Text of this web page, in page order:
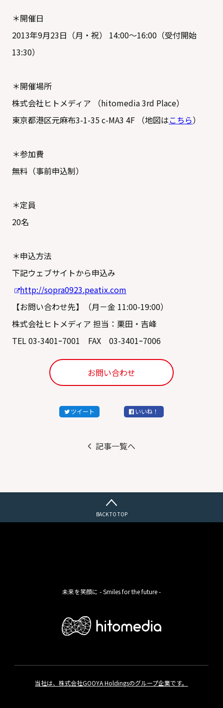
＊開催日
2013年9月23日（月・祝） 14:00～16:00（受付開始
13:30）
＊開催場所
株式会社ヒトメディア （hitomedia 3rd Place）
東京都港区元麻布3-1-35 c-MA3 4F （地図はこちら）
＊参加費
無料（事前申込制）
＊定員
20名
＊申込方法
下記ウェブサイトから申込み
http://sopra0923.peatix.com
【お問い合わせ先】（月－金 11:00-19:00）
株式会社ヒトメディア 担当：栗田・吉峰
TEL 03-3401ｰ7001 FAX 03-3401ｰ7006
お問い合わせ
ツイート いいね！
記事一覧へ
BACK TO TOP
未来を笑顔に - Smiles for the future -
当社は、株式会社GOOYA Holdingsのグループ企業です。